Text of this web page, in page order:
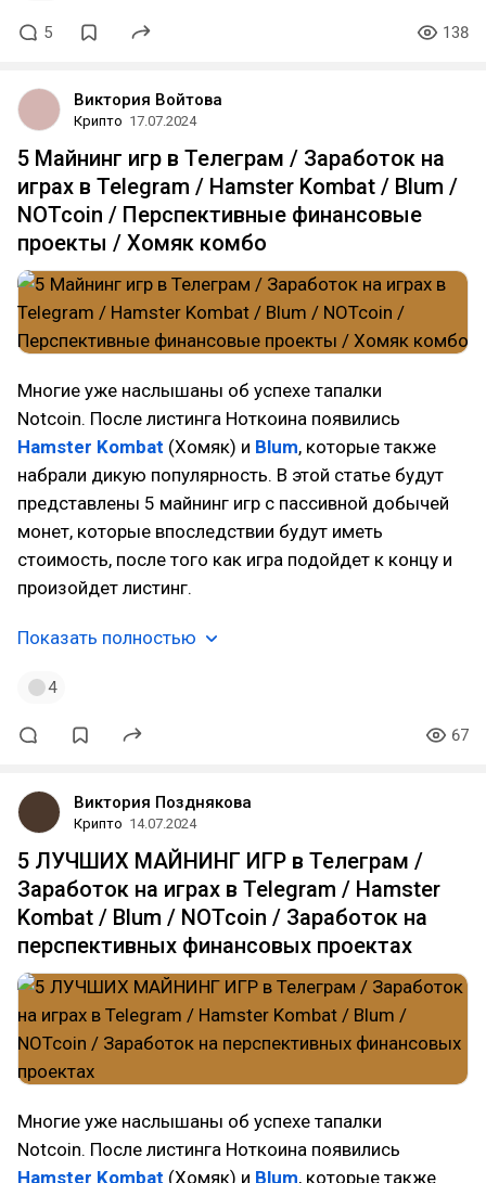
5 138
Виктория Войтова
Крипто 17.07.2024
5 Майнинг игр в Телеграм / Заработок на
играх в Telegram / Hamster Kombat / Blum /
NOTcoin / Перспективные финансовые
проекты / Хомяк комбо
Многие уже наслышаны об успехе тапалки
Notcoin. После листинга Ноткоина появились
Hamster Kombat (Хомяк) и Blum, которые также
набрали дикую популярность. В этой статье будут
представлены 5 майнинг игр с пассивной добычей
монет, которые впоследствии будут иметь
стоимость, после того как игра подойдет к концу и
произойдет листинг.
Показать полностью
4
67
Виктория Позднякова
Крипто 14.07.2024
5 ЛУЧШИХ МАЙНИНГ ИГР в Телеграм /
Заработок на играх в Telegram / Hamster
Kombat / Blum / NOTcoin / Заработок на
перспективных финансовых проектах
Многие уже наслышаны об успехе тапалки
Notcoin. После листинга Ноткоина появились
Hamster Kombat (Хомяк) и Blum, которые также